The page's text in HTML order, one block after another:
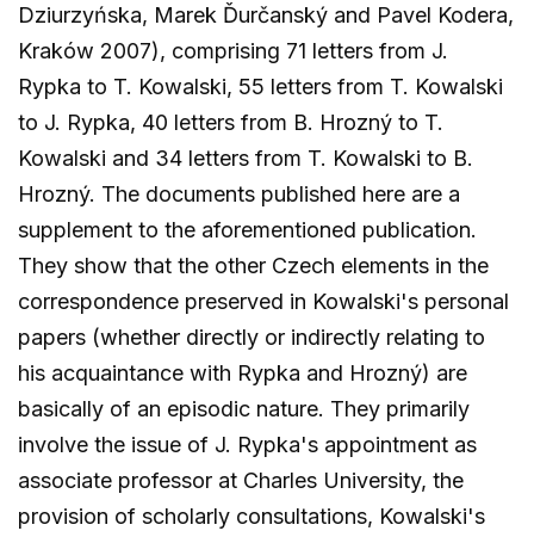
Dziurzyńska, Marek Ďurčanský and Pavel Kodera,
Kraków 2007), comprising 71 letters from J.
Rypka to T. Kowalski, 55 letters from T. Kowalski
to J. Rypka, 40 letters from B. Hrozný to T.
Kowalski and 34 letters from T. Kowalski to B.
Hrozný. The documents published here are a
supplement to the aforementioned publication.
They show that the other Czech elements in the
correspondence preserved in Kowalski's personal
papers (whether directly or indirectly relating to
his acquaintance with Rypka and Hrozný) are
basically of an episodic nature. They primarily
involve the issue of J. Rypka's appointment as
associate professor at Charles University, the
provision of scholarly consultations, Kowalski's